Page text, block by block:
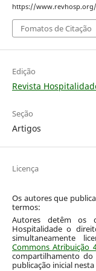
https://
Fomatos de Citação
Edição
Revista
Seção
Artigos
Licença
Os autores que
termos:
Autores detêm os
Hospitalidade o
simultaneamente
Commons Atribuição
compartilhamento
publicação inicial